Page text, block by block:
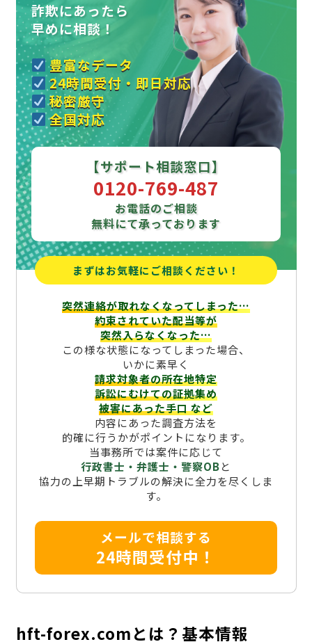
詐欺にあったら
早めに相談！
豊富なデータ
24時間受付・即日対応
秘密厳守
全国対応
【サポート相談窓口】
0120-769-487
お電話のご相談
無料にて承っております
まずはお気軽にご相談ください！
突然連絡が取れなくなってしまった…
約束されていた配当等が
突然入らなくなった…
この様な状態になってしまった場合、
いかに素早く
請求対象者の所在地特定
訴訟にむけての証拠集め
被害にあった手口など
内容にあった調査方法を
的確に行うかがポイントになります。
当事務所では案件に応じて
行政書士・弁護士・警察OBと
協力の上早期トラブルの解決に全力を尽くしま
す。
メールで相談する
24時間受付中！
hft-forex.comとは？基本情報